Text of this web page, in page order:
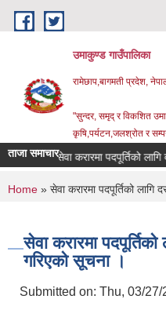
Skip to main content
उमाकुण्ड गाउँपालिका
रामेछाप,बागमती प्रदेश,
"सुन्दर, समृद् र विकशित
कृषि,पर्यटन,जलश्रोत र
ताजा समाचार
सेवा करारमा पदपूर्तिको लागि
You are here
Home » सेवा करारमा पदपूर्तिको लागि
सेवा करारमा
गरिएको सूचना ।
Submitted on: Thu, 03/27/